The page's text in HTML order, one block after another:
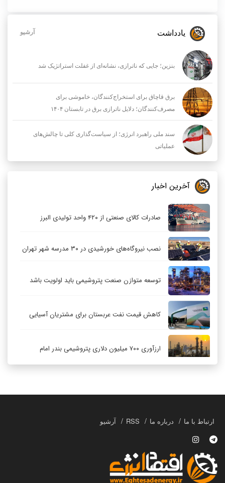
یادداشت آرشیو
بنزین؛ جایی که ناترازی، نشانه‌ای از غفلت استراتژیک شد
برق قاچاق برای استخراج‌کنندگان، خاموشی برای
مصرف‌کنندگان؛ دلایل ناترازی برق در تابستان ۱۴۰۴
سند ملی راهبرد انرژی؛ از سیاست‌گذاری کلی تا چالش‌های
عملیاتی
آخرین اخبار
صادرات کالای صنعتی از ۴۲۰ واحد تولیدی البرز
نصب نیروگاه‌های خورشیدی در ۳۰ مدرسه شهر تهران
توسعه متوازن صنعت پتروشیمی باید اولویت باشد
کاهش قیمت نفت عربستان برای مشتریان آسیایی
ارزآوری ۷۰۰ میلیون دلاری پتروشیمی بندر امام
چگونه انتخاب صحیح لوله‌ها باعث دوام سیستم‌های
آبرسانی کشاورزی می‌شود؟
ارتباط با ما درباره ما RSS آرشیو